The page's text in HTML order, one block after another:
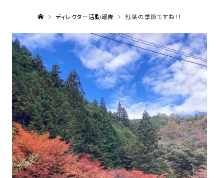
ディレクター活動報告 紅葉の季節ですね！！